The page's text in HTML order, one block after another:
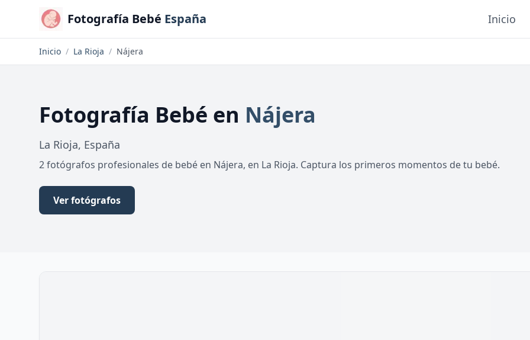
Fotografía Bebé España Inicio
Inicio / La Rioja / Nájera
Fotografía Bebé en Nájera
La Rioja, España
2 fotógrafos profesionales de bebé en Nájera, en La Rioja. Captura los primeros momentos de tu bebé.
Ver fotógrafos